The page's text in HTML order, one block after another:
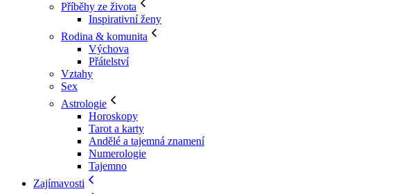
Příběhy ze života
Inspirativní ženy
Rodina & komunita
Výchova
Přátelství
Vztahy
Sex
Astrologie
Horoskopy
Tarot a karty
Andělé a tajemná znamení
Numerologie
Tajemno
Zajímavosti